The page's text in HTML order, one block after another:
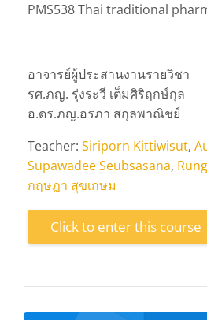
PMS538Thai traditional
อาจารย์ผู้ประสานงานรายวิชา
รศ.ภญ. รุ่งระวี เต็มศิริฤกษ์กุล
อ.ดร.ภญ.อรภา สกุลพาณิชย์
Teacher: Siriporn Kittiwisut,
Supawadee Seubsasana,
กฤษฎา สุขเกษม
Click to enter this course